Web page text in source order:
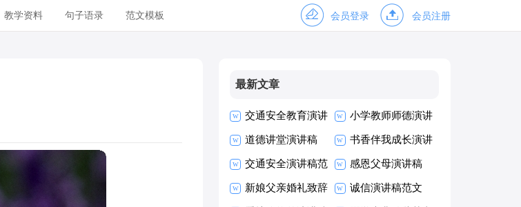
教学资料 句子语录 范文模板 会员登录 会员注册
最新文章
交通安全教育演讲
稿
小学教师师德演讲
稿
道德讲堂演讲稿 书香伴我成长演讲
稿优秀
交通安全演讲稿范
文
感恩父母演讲稿
【热门】
新娘父亲婚礼致辞 诚信演讲稿范文